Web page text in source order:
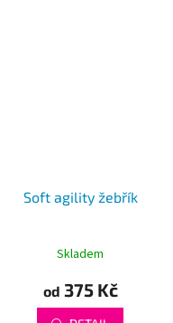
Soft agility žebřík
Skladem
od 375 Kč